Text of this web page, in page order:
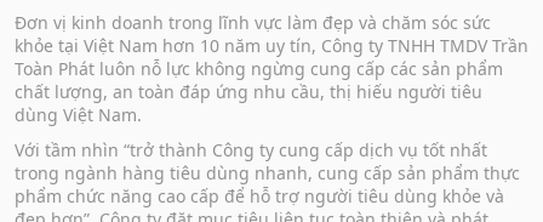
Đơn vị kinh doanh trong lĩnh vực làm đẹp và chăm sóc sức
khỏe tại Việt Nam hơn 10 năm uy tín, Công ty TNHH TMDV Trần
Toàn Phát luôn nỗ lực không ngừng cung cấp các sản phẩm
chất lượng, an toàn đáp ứng nhu cầu, thị hiếu người tiêu
dùng Việt Nam.
Với tầm nhìn “trở thành Công ty cung cấp dịch vụ tốt nhất
trong ngành hàng tiêu dùng nhanh, cung cấp sản phẩm thực
phẩm chức năng cao cấp để hỗ trợ người tiêu dùng khỏe và